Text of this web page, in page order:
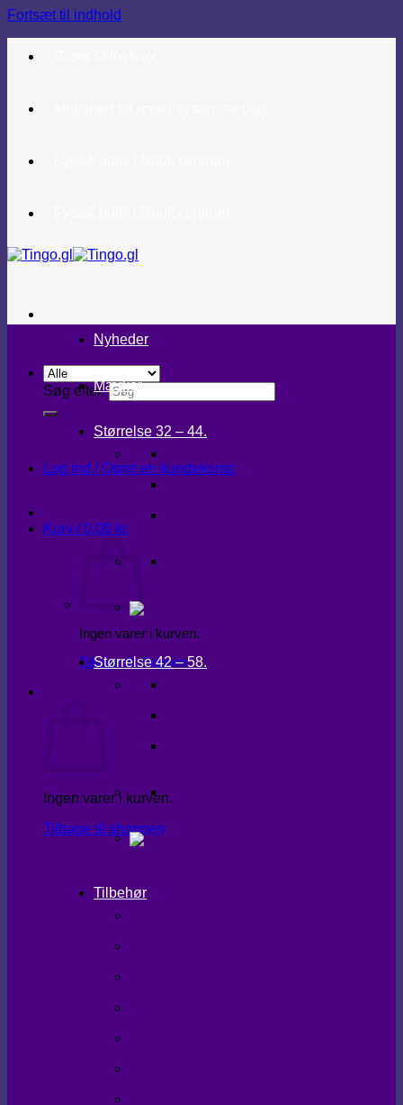
Fortsæt til indhold
Søg efter:
Log ind / Opret en kundekonto
Kurv /0,00 kr.
Ingen varer i kurven.
Tilbage til shoppen
Ingen varer i kurven.
Tilbage til shoppen
Nyheder
Mærker
Størrelse 32 – 44.
Størrelse 42 – 58.
OVERTØJ
Tilbehør